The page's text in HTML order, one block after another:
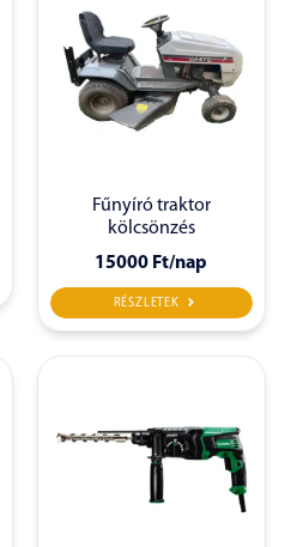
Fűnyíró traktor
kölcsönzés
15000 Ft/nap
RÉSZLETEK